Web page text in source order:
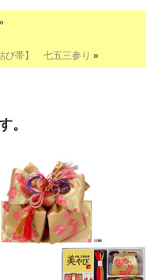
び帯】 七五三参り »
。